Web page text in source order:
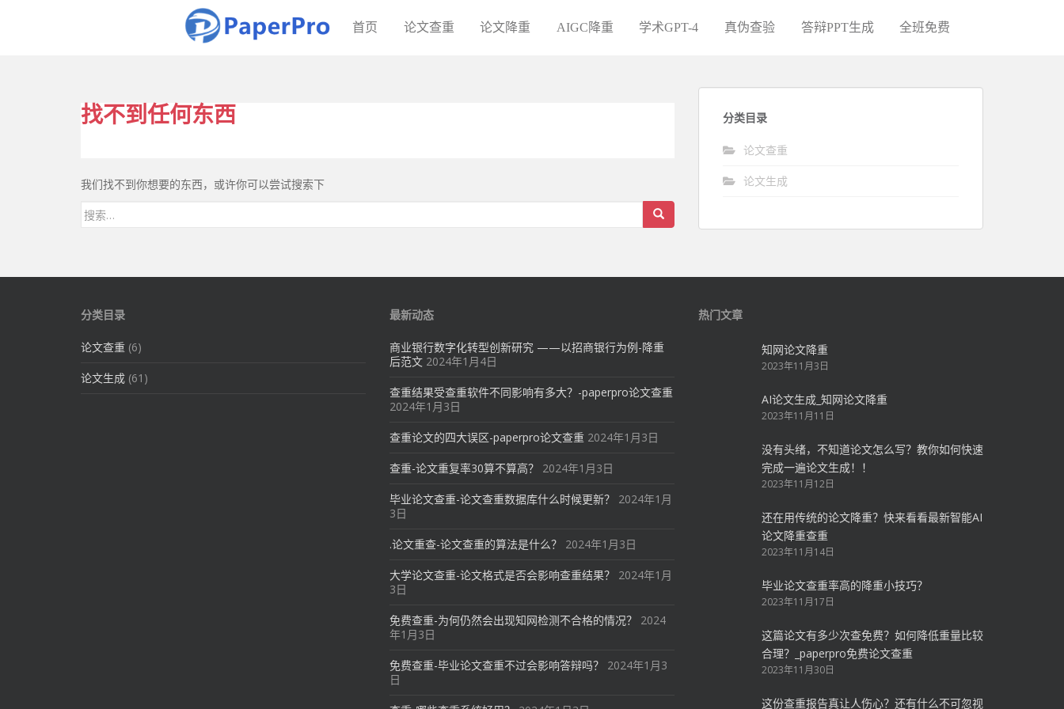
台
首页 论文查重 论文降重 AIGC降重 学术GPT-4 真伪查验 答辩PPT生成 全班免费
找不到任何东西
我们找不到你想要的东西，或许你可以尝试搜索下
搜索：
分类目录
论文查重
论文生成
分类目录
论文查重 (6)
论文生成 (61)
最新动态
商业银行数字化转型创新研究 ——以招商银行为例-降重
后范文 2024年1月4日
查重结果受查重软件不同影响有多大？-paperpro论文查重
2024年1月3日
查重论文的四大误区-paperpro论文查重 2024年1月3日
查重-论文重复率30算不算高？ 2024年1月3日
毕业论文查重-论文查重数据库什么时候更新？
2024年1月
3日
.论文重查-论文查重的算法是什么？ 2024年1月3日
大学论文查重-论文格式是否会影响查重结果？
2024年1月
3日
免费查重-为何仍然会出现知网检测不合格的情况？
2024
年1月3日
免费查重-毕业论文查重不过会影响答辩吗？
2024年1月3
日
热门文章
知网论文降重
2023年11月3日
AI论文生成_知网论文降重
2023年11月11日
没有头绪，不知道论文怎么写？教你如何快速
完成一遍论文生成！！
2023年11月12日
还在用传统的论文降重？快来看看最新智能AI
论文降重查重
2023年11月14日
毕业论文查重率高的降重小技巧？
2023年11月17日
这篇论文有多少次查免费？如何降低重量比较
合理？_paperpro免费论文查重
2023年11月30日
这份查重报告真让人伤心？还有什么不可忽视